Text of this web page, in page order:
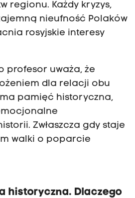
regionu. Każdy kryzys,
nieufność Polaków
rosyjskie interesy
profesor uważa, że
dla relacji obu
pamięć historyczna,
Zwłaszcza gdy staje
walki o poparcie
historyczna. Dlaczego